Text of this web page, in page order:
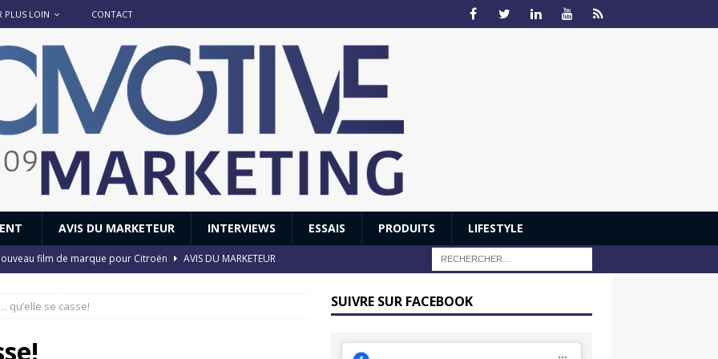
PLUS LOIN CONTACT
AVIS DU MARKETEUR INTERVIEWS ESSAIS PRODUITS LIFESTYLE
film de marque pour Citroën
AVIS DU MARKETEUR
GTi : naissance d’une légende
: Honda dévoile un spot publicitaire… confiné!
qu’elle se casse! SUIVRE SUR FACEBOOK